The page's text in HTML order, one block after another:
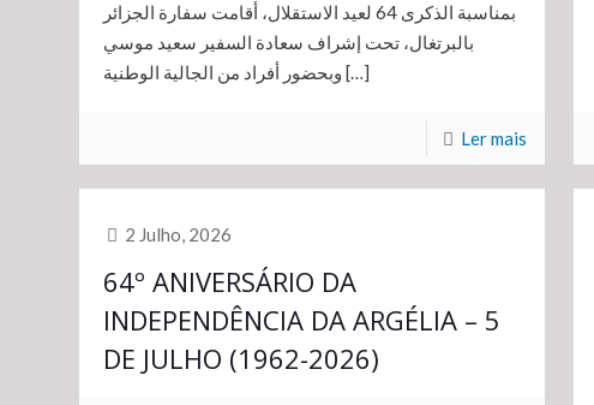
بمناسبة الذكرى 64 لعيد الاستقلال، أقامت سفارة الجزائر
بالبرتغال، تحت إشراف سعادة السفير سعيد موسي
وبحضور أفراد من الجالية الوطنية […]
Ler mais
2 Julho, 2026
64º ANIVERSÁRIO DA
INDEPENDÊNCIA DA ARGÉLIA – 5
DE JULHO (1962-2026)